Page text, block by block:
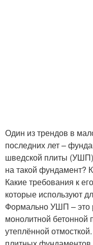
Один из трендов в
последних лет –
шведской плиты
на такой фундамент?
Какие требования к
которые используют
Формально УШП – это
монолитной бетонной
утеплённой